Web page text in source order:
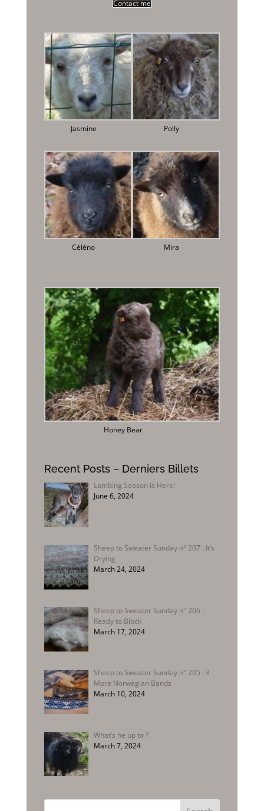
Contact me
Jasmine Polly
Céléno Mira
Honey Bear
Recent Posts – Derniers Billets
Lambing Season is Here!
June 6, 2024
Sheep to Sweater Sunday n° 207 : It’s
Drying
March 24, 2024
Sheep to Sweater Sunday n° 206 :
Ready to Block
March 17, 2024
Sheep to Sweater Sunday n° 205 : 3
More Norwegian Bands
March 10, 2024
What’s he up to ?
March 7, 2024